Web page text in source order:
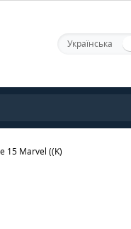
Українська
15 Marvel ((K)